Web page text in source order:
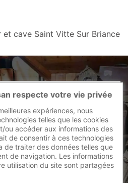
et cave Saint Vitte Sur Briance
respecte votre vie privée
expériences, nous
telles que les cookies
ou accéder aux informations des
de consentir à ces technologies
de traiter des données telles que
de navigation. Les informations
utilisation du site sont partagées